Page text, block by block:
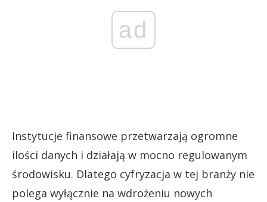
ad
Instytucje finansowe przetwarzają ogromne
ilości danych i działają w mocno regulowanym
środowisku. Dlatego cyfryzacja w tej branży nie
polega wyłącznie na wdrożeniu nowych